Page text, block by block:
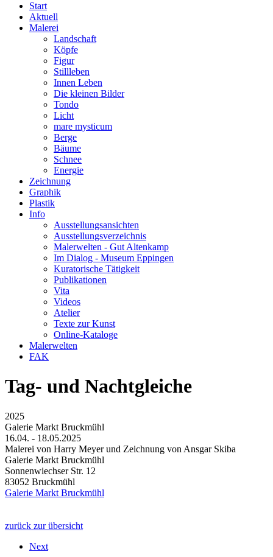
Start
Aktuell
Malerei
Landschaft
Köpfe
Figur
Stillleben
Innen Leben
Die kleinen Bilder
Tondo
Licht
mare mysticum
Berge
Bäume
Schnee
Energie
Zeichnung
Graphik
Plastik
Info
Ausstellungsansichten
Ausstellungsverzeichnis
Malerwelten - Gut Altenkamp
Im Dialog - Museum Eppingen
Kuratorische Tätigkeit
Publikationen
Vita
Videos
Atelier
Texte zur Kunst
Online-Kataloge
Malerwelten
FAK
Tag- und Nachtgleiche
2025
Galerie Markt Bruckmühl
16.04. - 18.05.2025
Malerei von Harry Meyer und Zeichnung von Ansgar Skiba
Galerie Markt Bruckmühl
Sonnenwiechser Str. 12
83052 Bruckmühl
Galerie Markt Bruckmühl
zurück zur übersicht
Next